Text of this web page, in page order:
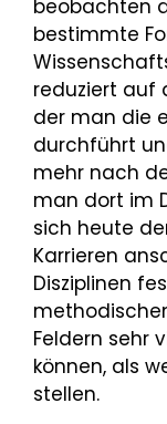
beobachten
bestimmte
reduziert auf
der man die
durchführt
mehr nach
man dort im
sich heute
Karrieren
Disziplinen
Feldern sehr
können, als
stellen.